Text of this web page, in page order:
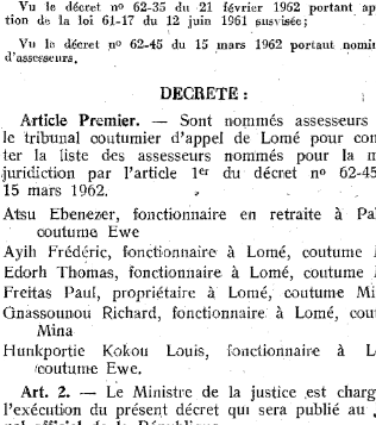
Vu le décret nO 62-35 .d1l21 Mvrier 1962
tion d" 'la loi 61-17 du 12 juin 1961 sllsvisée;
,
Vu
le décret nO 62-45 du 15 ,mars 1962 portant.
d'a.sscj'senrs.
'
DECRETE:
Article Premier. - Sont nommés assesseurs
le tribunal ooutumier d'appel de Lomé pour
ter
la liste des assesseurs nommés pour la
,juridiction
par l'article 1er du décret no 62-
15 mars 1962.
Atsu
Ebenezer, f:oncHotlnail'e en retraite à
ooutume Ewe
Ayih
Frédéric, f,oncüoDnaire à Lomé, ooutume
Edorh Thomas, fonctionnaire à Lomé, coutume
Freitas
Paul, propriétaire à Lomé, coutume
OnassiQunotl
Richard, fonctionnaire, à Lomé,
Mina
Hunkportie
Kokou Louis, fondÎ:onnaÎr-e à
{ooutume Ewe.
Art.
2. Le Ministre de la justice ,est
l'exécution du présent décret qUI sera publié au